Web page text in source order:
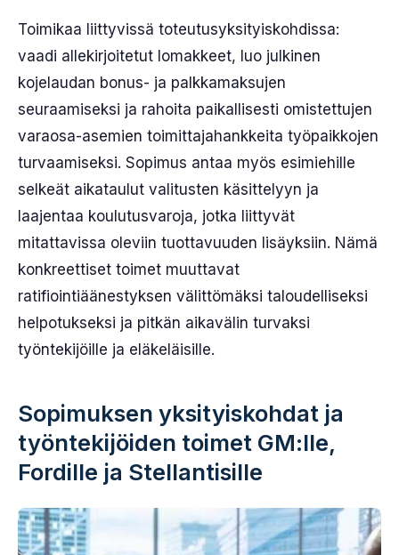
Toimikaa liittyvissä toteutusyksityiskohdissa:
vaadi allekirjoitetut lomakkeet, luo julkinen
kojelaudan bonus- ja palkkamaksujen
seuraamiseksi ja rahoita paikallisesti omistettujen
varaosa-asemien toimittajahankkeita työpaikkojen
turvaamiseksi. Sopimus antaa myös esimiehille
selkeät aikataulut valitusten käsittelyyn ja
laajentaa koulutusvaroja, jotka liittyvät
mitattavissa oleviin tuottavuuden lisäyksiin. Nämä
konkreettiset toimet muuttavat
ratifiointiäänestyksen välittömäksi taloudelliseksi
helpotukseksi ja pitkän aikavälin turvaksi
työntekijöille ja eläkeläisille.
Sopimuksen yksityiskohdat ja
työntekijöiden toimet GM:lle,
Fordille ja Stellantisille